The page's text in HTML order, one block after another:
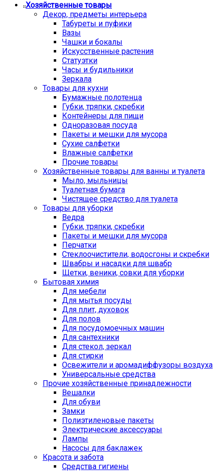
Хозяйственные товары
Декор, предметы интерьера
Табуреты и пуфики
Вазы
Чашки и бокалы
Искусственные растения
Статуэтки
Часы и будильники
Зеркала
Товары для кухни
Бумажные полотенца
Губки, тряпки, скребки
Контейнеры для пищи
Одноразовая посуда
Пакеты и мешки для мусора
Сухие салфетки
Влажные салфетки
Прочие товары
Хозяйственные товары для ванны и туалета
Мыло, мыльницы
Туалетная бумага
Чистящее средство для туалета
Товары для уборки
Ведра
Губки, тряпки, скребки
Пакеты и мешки для мусора
Перчатки
Стеклоочистители, водосгоны и скребки
Швабры и насадки для швабр
Щетки, веники, совки для уборки
Бытовая химия
Для мебели
Для мытья посуды
Для плит, духовок
Для полов
Для посудомоечных машин
Для сантехники
Для стекол, зеркал
Для стирки
Освежители и аромадиффузоры воздуха
Универсальные средства
Прочие хозяйственные принадлежности
Вешалки
Для обуви
Замки
Полиэтиленовые пакеты
Электрические аксессуары
Лампы
Насосы для баклажек
Красота и забота
Средства гигиены